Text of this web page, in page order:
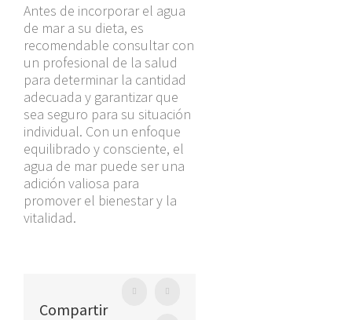
Antes de incorporar el agua
de mar a su dieta, es
recomendable consultar con
un profesional de la salud
para determinar la cantidad
adecuada y garantizar que
sea seguro para su situación
individual. Con un enfoque
equilibrado y consciente, el
agua de mar puede ser una
adición valiosa para
promover el bienestar y la
vitalidad.
Compartir
Facebook Twitter